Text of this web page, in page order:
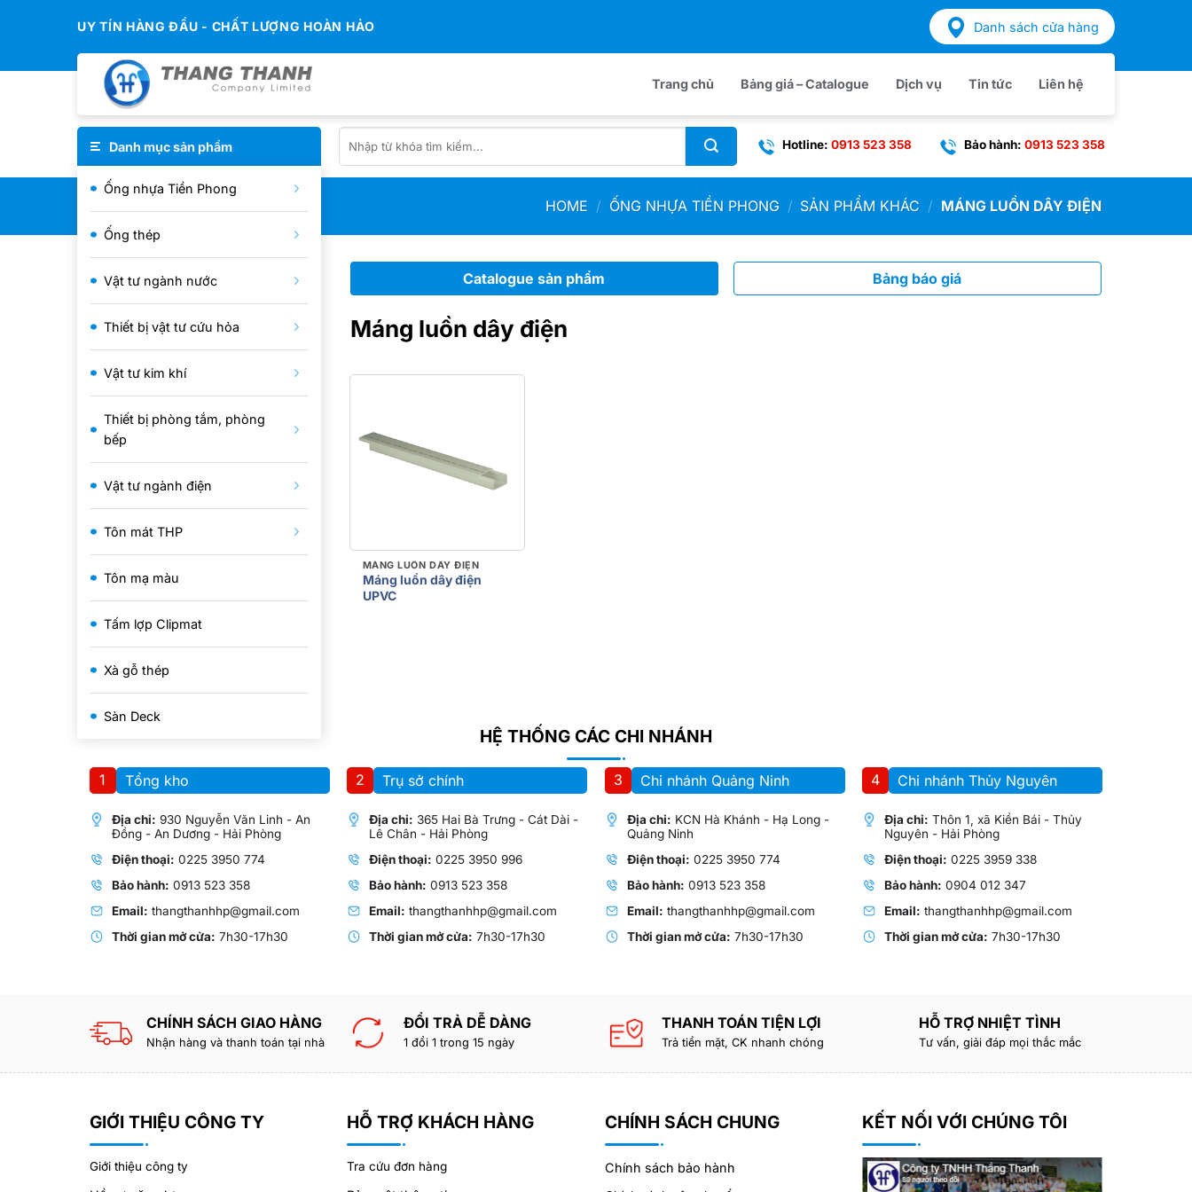
dung
UY TÍN HÀNG ĐẦU - CHẤT LƯỢNG HOÀN HẢO Danh sách cửa hàng
Trang chủ Bảng giá – Catalogue Dịch vụ Tin tức Liên hệ
Danh mục sản phẩm
Ống nhựa Tiền Phong
Ống thép
Vật tư ngành nước
Thiết bị vật tư cứu hỏa
Vật tư kim khí
Thiết bị phòng tắm, phòng
bếp
Vật tư ngành điện
Tôn mát THP
Tôn mạ màu
Tấm lợp Clipmat
Xà gỗ thép
Sàn Deck
for:
Hotline: 0913 523 358 Bảo hành: 0913 523 358
HOME / ỐNG NHỰA TIỀN PHONG / SẢN PHẨM KHÁC / MÁNG LUỒN DÂY ĐIỆN
You need to assign Widgets to
Widgets
Catalogue sản phẩm Bảng báo giá
Máng luồn dây điện
MÁNG LUỒN DÂY ĐIỆN
Máng luồn dây điện
UPVC
HỆ THỐNG CÁC CHI NHÁNH
1 Tổng kho
Địa chỉ: 930 Nguyễn Văn Linh - An
Đồng - An Dương - Hải Phòng
Điện thoại: 0225 3950 774
Bảo hành: 0913 523 358
Email: thangthanhhp@gmail.com
Thời gian mở cửa: 7h30-17h30
2 Trụ sở chính
Địa chỉ: 365 Hai Bà Trưng - Cát Dài -
Lê Chân - Hải Phòng
Điện thoại: 0225 3950 996
Bảo hành: 0913 523 358
Email: thangthanhhp@gmail.com
Thời gian mở cửa: 7h30-17h30
3 Chi nhánh Quảng Ninh
Địa chỉ: KCN Hà Khánh - Hạ Long -
Quảng Ninh
Điện thoại: 0225 3950 774
Bảo hành: 0913 523 358
Email: thangthanhhp@gmail.com
Thời gian mở cửa: 7h30-17h30
4 Chi nhánh Thủy Nguyên
Địa chỉ: Thôn 1, xã Kiền Bái - Thủy
Nguyên - Hải Phòng
Điện thoại: 0225 3959 338
Bảo hành: 0904 012 347
Email: thangthanhhp@gmail.com
Thời gian mở cửa: 7h30-17h30
CHÍNH SÁCH GIAO HÀNG
Nhận hàng và thanh toán tại nhà
ĐỔI TRẢ DỄ DÀNG
1 đổi 1 trong 15 ngày
THANH TOÁN TIỆN LỢI
Trả tiền mặt, CK nhanh chóng
HỖ TRỢ NHIỆT TÌNH
Tư vấn, giải đáp mọi thắc mắc
GIỚI THIỆU CÔNG TY
Giới thiệu công ty
HỖ TRỢ KHÁCH HÀNG
Tra cứu đơn hàng
CHÍNH SÁCH CHUNG
Chính sách bảo hành
KẾT NỐI VỚI CHÚNG TÔI